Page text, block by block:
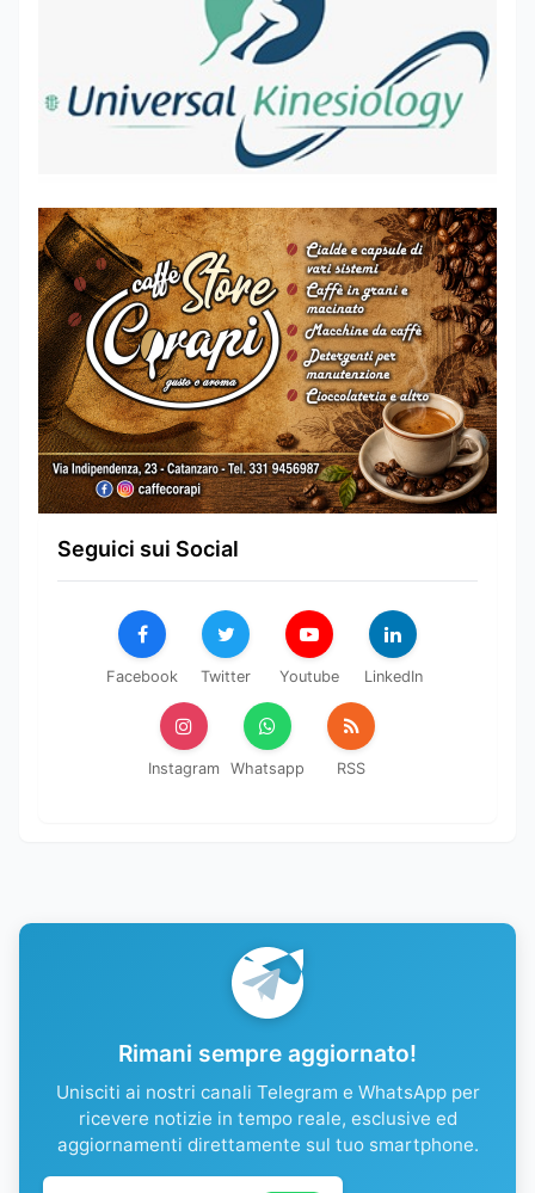
Seguici sui Social
Facebook Twitter Youtube LinkedIn
Instagram Whatsapp RSS
Rimani sempre aggiornato!
Unisciti ai nostri canali Telegram e WhatsApp per
ricevere notizie in tempo reale, esclusive ed
aggiornamenti direttamente sul tuo smartphone.